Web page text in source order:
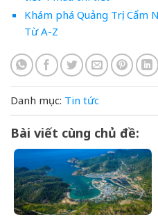
Khám phá Quảng Trị: Cẩm
Từ A-Z
Danh mục: Tin tức
Bài viết cùng chủ đề: